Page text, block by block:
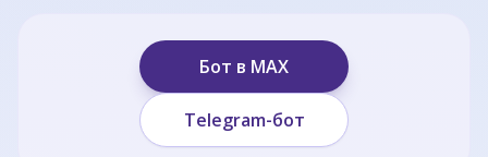
Бот в MAX
Telegram-бот